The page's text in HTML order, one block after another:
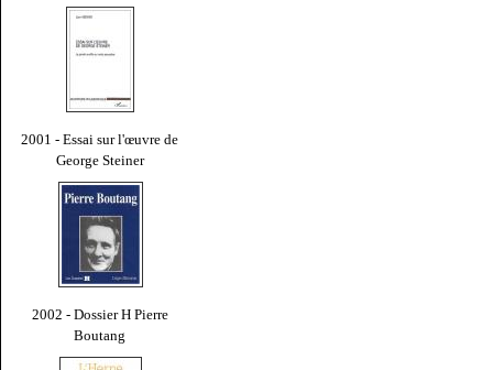
2001 - Essai sur l'œuvre de
George Steiner
2002 - Dossier H Pierre
Boutang